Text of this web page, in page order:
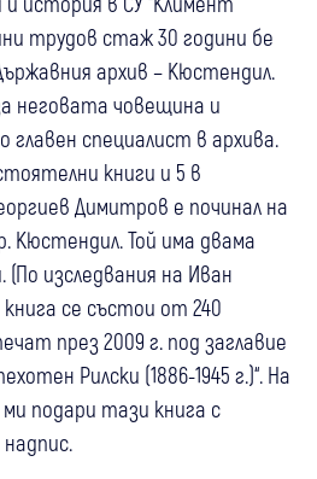
трудов стаж 30 години бе
архив – Кюстендил.
неговата човещина и
главен специалист в архива.
книги и 5 в
Димитров е починал на
Кюстендил. Той има двама
(По изследвания на Иван
се състои от 240
през 2009 г. под заглавие
Рилски (1886-1945 г.)“. На
подари тази книга с